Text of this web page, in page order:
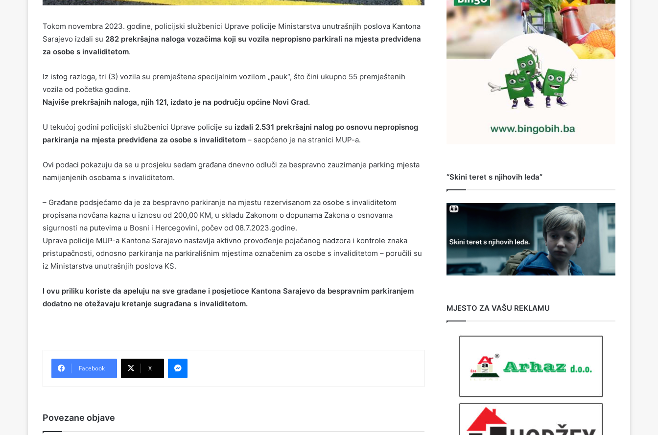
Tokom novembra 2023. godine, policijski službenici Uprave policije Ministarstva unutrašnjih poslova Kantona
Sarajevo izdali su 282 prekršajna naloga vozačima koji su vozila nepropisno parkirali na mjesta predviđena
za osobe s invaliditetom.
Iz istog razloga, tri (3) vozila su premještena specijalnim vozilom „pauk“, što čini ukupno 55 premještenih
vozila od početka godine.
Najviše prekršajnih naloga, njih 121, izdato je na području općine Novi Grad.
U tekućoj godini policijski službenici Uprave policije su izdali 2.531 prekršajni nalog po osnovu nepropisnog
parkiranja na mjesta predviđena za osobe s invaliditetom – saopćeno je na stranici MUP-a.
Ovi podaci pokazuju da se u prosjeku sedam građana dnevno odluči za bespravno zauzimanje parking mjesta
namijenjenih osobama s invaliditetom.
– Građane podsjećamo da je za bespravno parkiranje na mjestu rezervisanom za osobe s invaliditetom
propisana novčana kazna u iznosu od 200,00 KM, u skladu Zakonom o dopunama Zakona o osnovama
sigurnosti na putevima u Bosni i Hercegovini, počev od 08.7.2023.godine.
Uprava policije MUP-a Kantona Sarajevo nastavlja aktivno provođenje pojačanog nadzora i kontrole znaka
pristupačnosti, odnosno parkiranja na parkirališnim mjestima označenim za osobe s invaliditetom – poručili su
iz Ministarstva unutrašnjih poslova KS.
I ovu priliku koriste da apeluju na sve građane i posjetioce Kantona Sarajevo da bespravnim parkiranjem
dodatno ne otežavaju kretanje sugrađana s invaliditetom.
Facebook X
Povezane objave
“Skini teret s njihovih leđa”
MJESTO ZA VAŠU REKLAMU